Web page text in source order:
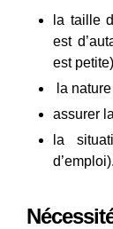
la taille
est
est
la
assurer
la
d’emploi).